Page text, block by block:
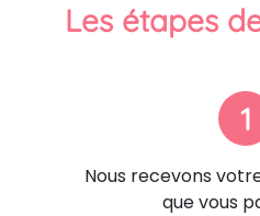
Les étapes
1
Nous recevons
que vous